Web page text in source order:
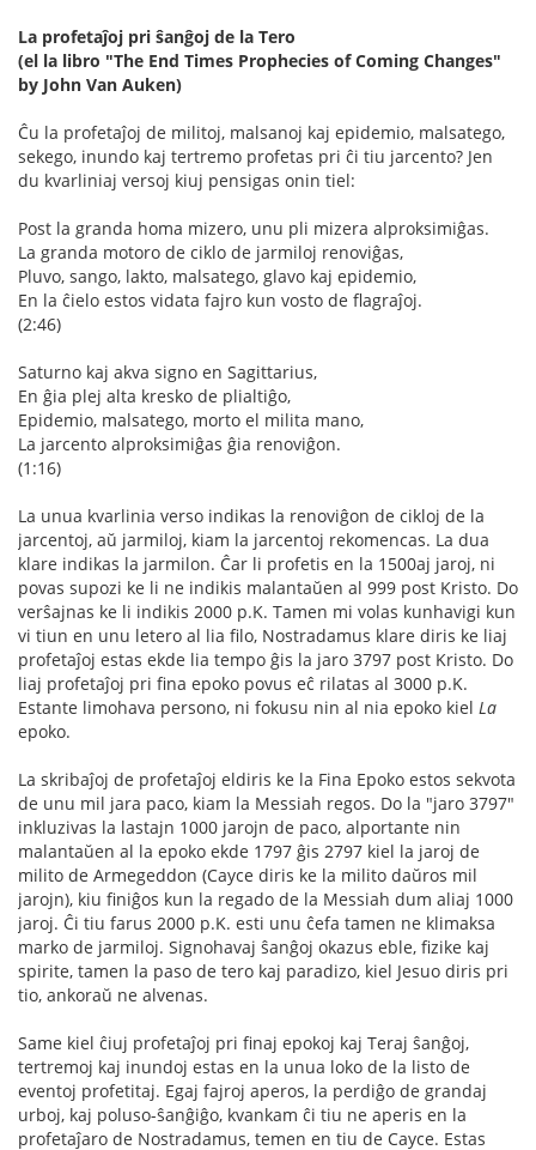
La profetaĵoj pri ŝanĝoj de la Tero
(el la libro "The End Times Prophecies of Coming Changes"
by John Van Auken)
Ĉu la profetaĵoj de militoj, malsanoj kaj epidemio, malsatego,
sekego, inundo kaj tertremo profetas pri ĉi tiu jarcento? Jen
du kvarliniaj versoj kiuj pensigas onin tiel:
Post la granda homa mizero, unu pli mizera alproksimiĝas.
La granda motoro de ciklo de jarmiloj renoviĝas,
Pluvo, sango, lakto, malsatego, glavo kaj epidemio,
En la ĉielo estos vidata fajro kun vosto de flagraĵoj.
(2:46)
Saturno kaj akva signo en Sagittarius,
En ĝia plej alta kresko de plialtiĝo,
Epidemio, malsatego, morto el milita mano,
La jarcento alproksimiĝas ĝia renoviĝon.
(1:16)
La unua kvarlinia verso indikas la renoviĝon de cikloj de la
jarcentoj, aŭ jarmiloj, kiam la jarcentoj rekomencas. La dua
klare indikas la jarmilon. Ĉar li profetis en la 1500aj jaroj, ni
povas supozi ke li ne indikis malantaŭen al 999 post Kristo. Do
verŝajnas ke li indikis 2000 p.K. Tamen mi volas kunhavigi kun
vi tiun en unu letero al lia filo, Nostradamus klare diris ke liaj
profetaĵoj estas ekde lia tempo ĝis la jaro 3797 post Kristo. Do
liaj profetaĵoj pri fina epoko povus eĉ rilatas al 3000 p.K.
Estante limohava persono, ni fokusu nin al nia epoko kiel La
epoko.
La skribaĵoj de profetaĵoj eldiris ke la Fina Epoko estos sekvota
de unu mil jara paco, kiam la Messiah regos. Do la "jaro 3797"
inkluzivas la lastajn 1000 jarojn de paco, alportante nin
malantaŭen al la epoko ekde 1797 ĝis 2797 kiel la jaroj de
milito de Armegeddon (Cayce diris ke la milito daŭros mil
jarojn), kiu finiĝos kun la regado de la Messiah dum aliaj 1000
jaroj. Ĉi tiu farus 2000 p.K. esti unu ĉefa tamen ne klimaksa
marko de jarmiloj. Signohavaj ŝanĝoj okazus eble, fizike kaj
spirite, tamen la paso de tero kaj paradizo, kiel Jesuo diris pri
tio, ankoraŭ ne alvenas.
Same kiel ĉiuj profetaĵoj pri finaj epokoj kaj Teraj ŝanĝoj,
tertremoj kaj inundoj estas en la unua loko de la listo de
eventoj profetitaj. Egaj fajroj aperos, la perdiĝo de grandaj
urboj, kaj poluso-ŝanĝiĝo, kvankam ĉi tiu ne aperis en la
profetaĵaro de Nostradamus, temen en tiu de Cayce. Estas